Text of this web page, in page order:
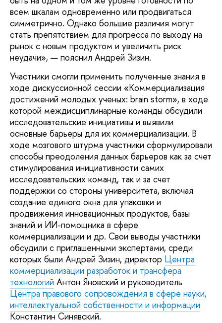
всем шкалам одновременно или продвигаться
симметрично. Однако большие различия могут
стать препятствием для прогресса по выходу на
рынок с новым продуктом и увеличить риск
неудачи», — пояснил Андрей Зизин.
Участники смогли применить полученные знания в
ходе дискуссионной сессии «Коммерциализация
достижений молодых ученых: brain storm», в ходе
которой междисциплинарные команды обсудили
исследовательские инициативы и выявили
основные барьеры для их коммерциализации. В
ходе мозгового штурма участники сформулировали
способы преодоления данных барьеров как за счет
стимулирования инициативности самих
исследовательских команд, так и за счет
поддержки со стороны университета, включая
создание единого окна для упаковки и
продвижения инновационных продуктов, базы
знаний и ИИ-помощника в сфере
коммерциализации и др. Свои выводы участники
обсудили с приглашенными экспертами, среди
которых были Андрей Зизин, директор Центра
коммерциализации разработок и трансфера
технологий Антон Яновский и руководитель
Центра правового сопровождения в сфере науки,
интеллектуальной собственности и информации
Константин Синявский.